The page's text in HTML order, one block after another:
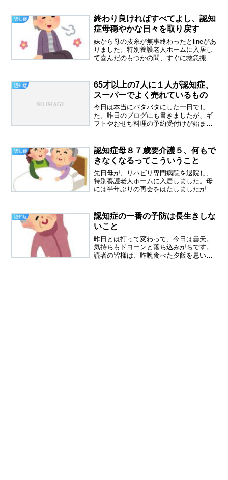
買ったカップヌードル激辛、２０代の同
僚に美味しいからとすすめ...
認知症
終わり良ければすべてよし、認知
症母穏やかな日々を取り戻す
妹から母の抜糸が無事終わったとlineがあ
りました。特別養護老人ホームに入居し
て喜んだのもつかの間、すぐに救急搬送
何か問題を起こすのでは？とハラハラし
ていたのです。妹か...
認知症
65才以上の7人に１人が認知症、
スーパーでよく売れているもの
今日は本当にバタバタにした一日でし
た。昨日のブログにも書きましたが、ギ
フトやおせち料理の予約受付けが始まっ
でいた）毎回二万くらいのお買い物をし
ていくお金持ちのマダムなの...
認知症
認知症母８７歳要介護５、何もで
きなくなるってこういうこと
先日母が、リハビリ専門病院を退院し、
特別養護老人ホームに入居しました。母
には半年ぶりの再会をはたしましたが、
６５キロくらいあったので、半分になっ
ちゃったことになります。...
認知症
認知症の一番の予防は長生きしな
いこと
昨日とは打って変わって、今日は曇天。
気持ちもドヨーンと落ち込みがちです。
読者の皆様は、昨晩食べた夕飯を思い出